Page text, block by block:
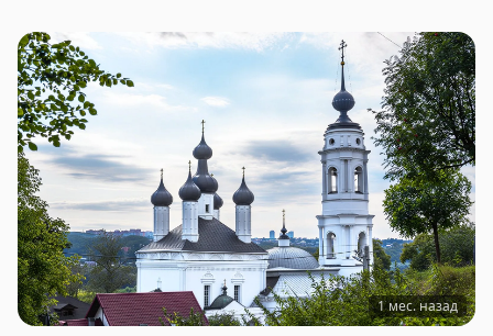
1 мес. назад